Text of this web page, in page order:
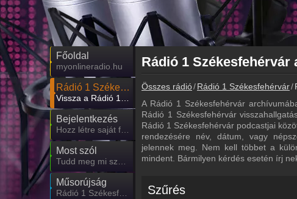
Főoldal
myonlineradio.hu
Rádió 1 Székesfehérvár
Vissza a Rádió 1 Székesfehérvár oldalára
Bejelentkezés
Hozz létre saját fiókot!
Most szól
Tudd meg mi szólt eddig
Műsorújság
Rádió 1 Székesfehérvár műsorai
Összes rádió Rádió 1 Székesfehérvár
A Rádió 1 Székesfehérvár
Rádió 1 Székesfehérvár
Rádió 1 Székesfehérvár podcastjai
rendezésére név, dátum, vagy
jelennek meg. Nem kell többet a
mindent. Bármilyen kérdés esetén írj
Szűrés